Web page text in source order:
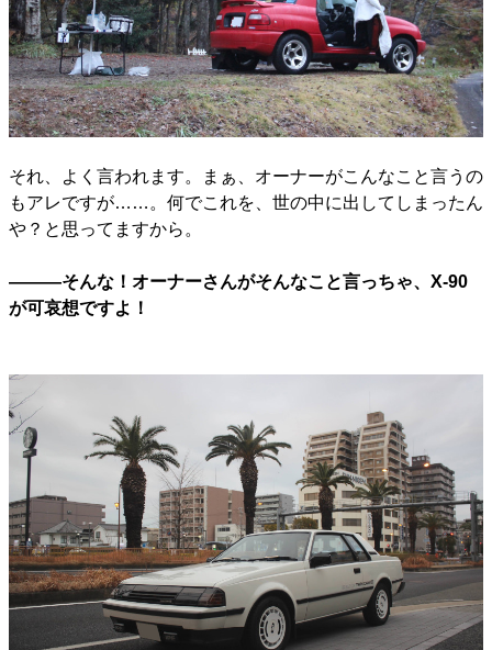
それ、よく言われます。まぁ、オーナーがこんなこと言うの
もアレですが……。何でこれを、世の中に出してしまったん
や？と思ってますから。
―――そんな！オーナーさんがそんなこと言っちゃ、X-90
が可哀想ですよ！